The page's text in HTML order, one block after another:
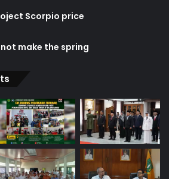
Scorpio price
make the spring